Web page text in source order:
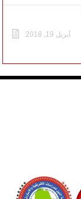
أبريل 19, 2018